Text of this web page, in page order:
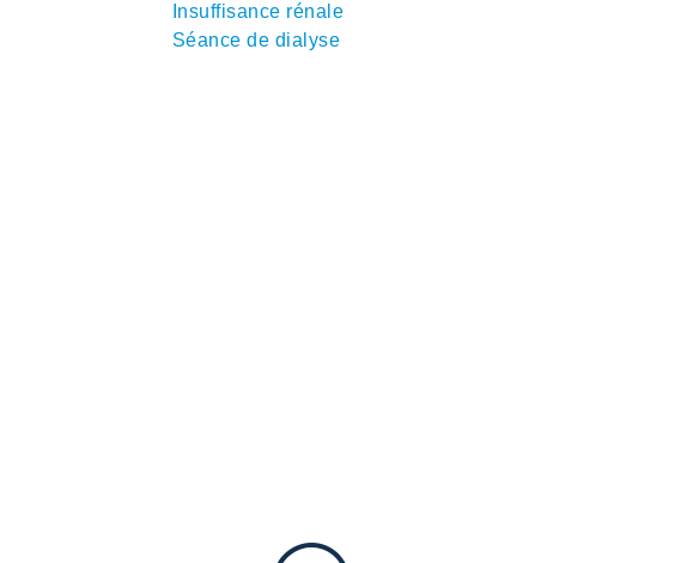
Insuffisance rénale
Séance de dialyse